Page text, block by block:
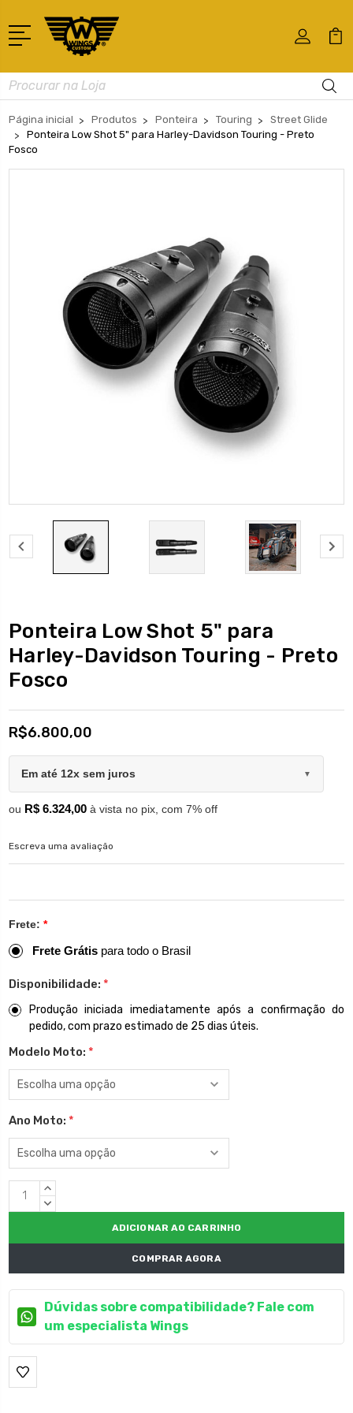
Busca
Página inicial Produtos Ponteira Touring
Street Glide
Ponteira Low Shot 5" para Harley-Davidson Touring - Preto
Fosco
Ponteira Low Shot 5" para
Harley-Davidson Touring - Preto
Fosco
R$6.800,00
Em até 12x sem juros ▼
ou R$ 6.324,00 à vista no pix, com 7% off
Escreva uma avaliação
Frete: *
Frete Grátis para todo o Brasil
Disponibilidade: *
Produção iniciada imediatamente após a confirmação do
pedido, com prazo estimado de 25 dias úteis.
Modelo Moto: *
Ano Moto: *
EstoqueQUANTIDADE
CRESCENTE:
QUANTIDADE
COMPRAR AGORA
Dúvidas sobre compatibilidade? Fale com
um especialista Wings